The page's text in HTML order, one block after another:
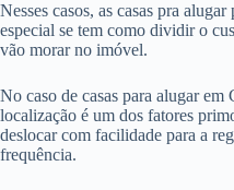
Nesses casos, as casas pra
especial se tem como dividir o
vão morar no imóvel.
No caso de casas para alugar em
localização é um dos fatores
deslocar com facilidade para a
frequência.